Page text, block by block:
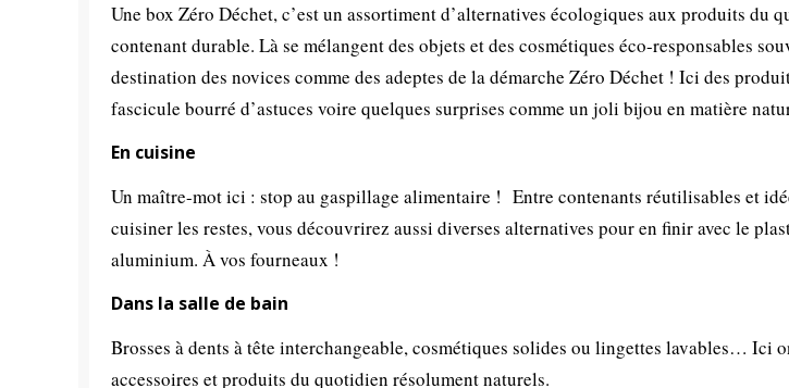
Une box Zéro Déchet, c’est un assortiment d’alternatives écologiques aux produits du
contenant durable. Là se mélangent des objets et des cosmétiques éco-responsables
destination des novices comme des adeptes de la démarche Zéro Déchet ! Ici des
fascicule bourré d’astuces voire quelques surprises comme un joli bijou en matière
En cuisine
Un maître-mot ici : stop au gaspillage alimentaire ! Entre contenants réutilisables et
cuisiner les restes, vous découvrirez aussi diverses alternatives pour en finir avec le
aluminium. À vos fourneaux !
Dans la salle de bain
Brosses à dents à tête interchangeable, cosmétiques solides ou lingettes lavables… Ici
accessoires et produits du quotidien résolument naturels.